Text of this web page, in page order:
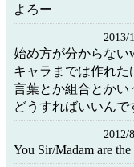
よろー
2013/
始め方が分からない
キャラまでは作れた
言葉とか組合とか
どうすればいいん
2012/
You Sir/Madam are